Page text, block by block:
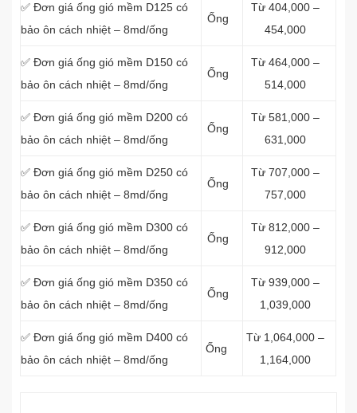
✅ Đơn giá ống gió mềm D125 có
bảo ôn cách nhiệt – 8md/ống
Ống
Từ 404,000 –
454,000
✅ Đơn giá ống gió mềm D150 có
bảo ôn cách nhiệt – 8md/ống
Ống
Từ 464,000 –
514,000
✅ Đơn giá ống gió mềm D200 có
bảo ôn cách nhiệt – 8md/ống
Ống
Từ 581,000 –
631,000
✅ Đơn giá ống gió mềm D250 có
bảo ôn cách nhiệt – 8md/ống
Ống
Từ 707,000 –
757,000
✅ Đơn giá ống gió mềm D300 có
bảo ôn cách nhiệt – 8md/ống
Ống
Từ 812,000 –
912,000
✅ Đơn giá ống gió mềm D350 có
bảo ôn cách nhiệt – 8md/ống
Ống
Từ 939,000 –
1,039,000
✅ Đơn giá ống gió mềm D400 có
bảo ôn cách nhiệt – 8md/ống
Ống
Từ 1,064,000 –
1,164,000